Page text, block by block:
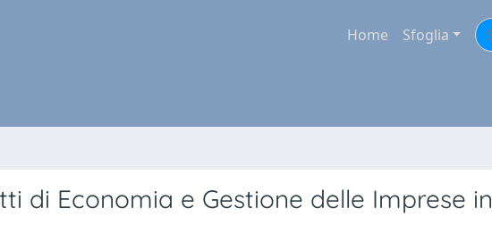
Home Sfoglia
di Economia e Gestione delle Imprese in